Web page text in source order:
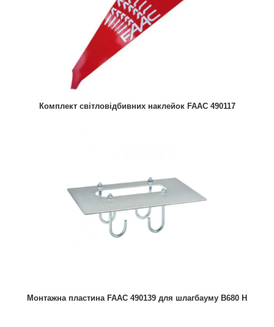
Комплект світловідбивних наклейок FAAC 490117
Монтажна пластина FAAC 490139 для шлагбауму B680 H